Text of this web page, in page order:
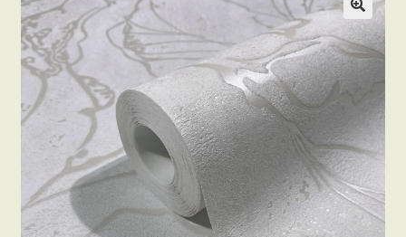
Tapétázási tanácsok
Beton hatású tapéták
Kapcsolat